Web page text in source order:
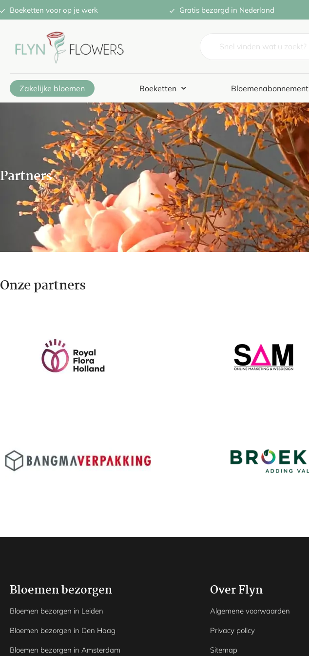
Boeketten voor op je werk Gratis bezorgd in Nederland
Zakelijke bloemen Boeketten Bloemenabonnement
Partners
Onze partners
Bloemen bezorgen
Bloemen bezorgen in Leiden
Bloemen bezorgen in Den Haag
Bloemen bezorgen in Amsterdam
Over Flyn
Algemene voorwaarden
Privacy policy
Sitemap